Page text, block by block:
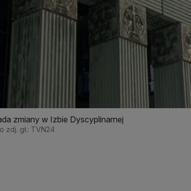
zmiany w Izbie Dyscyplinarnej
zdj. gł.: TVN24